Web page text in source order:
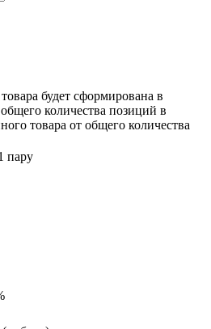
будет сформирована в
количества позиций в
товара от общего количества
пару